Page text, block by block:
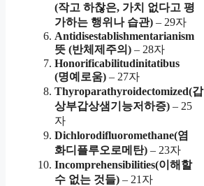
(작고 하찮은, 가치 없다고 평
가하는 행위나 습관) – 29자
Antidisestablishmentarianism
뜻 (반체제주의) – 28자
Honorificabilitudinitatibus
(명예로움) – 27자
Thyroparathyroidectomized(갑
상부갑상샘기능저하증) – 25
자
Dichlorodifluoromethane(염
화디플루오로메탄) – 23자
Incomprehensibilities(이해할
수 없는 것들) – 21자